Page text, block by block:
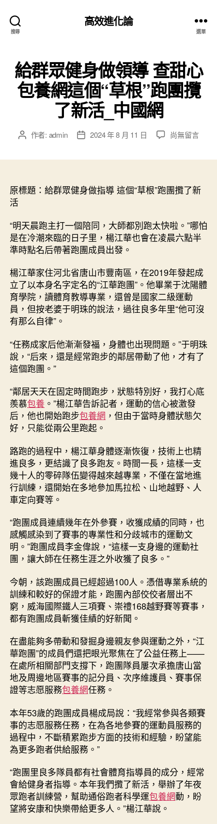
搜尋
高效進化論
選單
給群眾健身做領導 查甜心
包養網這個“草根”跑團攬
了新活_中國網
文 作者: admin
文
期
2024 年 8 月 11 日
在
身
導
查
甜
養
網
這
個
“草
團
攬
活
_
中
國
尚無留言
原標題：給群眾健身做指導 這個“草根”跑團攬了新
活
“明天晨跑主打一個陪同，大師都別跑太快啦。”哪怕
是在冷潮來臨的日子里，楊江華也會在凌晨六點半
準時點名后帶著跑團成員出發。
楊江華家住河北省唐山市豐南區，在2019年發起成
立了以本身名字定名的“江華跑團”。他畢業于沈陽體
育學院，讀體育教導專業，還曾是國家二級運動
員，但按老婆于明珠的說法，過往良多年里“他可沒
有那么自律”。
“任務成家后他漸漸發福，身體也出現問題。”于明珠
說，“后來，還是經常跑步的鄰居帶動了他，才有了
這個跑團。”
“鄰居天天在固定時間跑步，狀態特別好，我打心底
羨慕包養 。”楊江華告訴記者，運動的信心被激發
后，他也開始跑步包養網 ，但由于當時身體狀態欠
好，只能從兩公里跑起。
路跑的過程中，楊江華身體逐漸恢復，技術上也精
進良多，更結識了良多跑友。時間一長，這樣一支
幾十人的零碎隊伍變得越來越專業，不僅在當地進
行訓練，還開始在多地參加馬拉松、山地越野、人
車定向賽等。
“跑團成員連續幾年在外參賽，收獲成績的同時，也
感觸感染到了賽事的專業性和分歧城市的運動文
明。”跑團成員李金偉說，“這樣一支身邊的運動社
團，讓大師在任務生涯之外收獲了良多。”
今朝，該跑團成員已經超過100人。憑借專業系統的
訓練和較好的保證才能，跑團內部佼佼者層出不
窮，威海國際鐵人三項賽、崇禮168越野賽等賽事，
都有跑團成員斬獲佳績的好新聞。
在盡能夠多帶動和發掘身邊親友參與運動之外，“江
華跑團”的成員們還把眼光聚焦在了公益任務上——
在處所相關部門支撐下，跑團隊員屢次承擔唐山當
地及周邊地區賽事的記分員、次序維護員、賽事保
證等志愿服務包養網任務。
本年53歲的跑團成員楊成局說：“我經常參與各類賽
事的志愿服務任務，在為各地參賽的運動員服務的
過程中，不斷積累跑步方面的技術和經驗，盼望能
為更多跑者供給服務。”
“跑團里良多隊員都有社會體育指導員的成分，經常
會給健身者指導。本年我們攬了新活，舉辦了年夜
眾跑者訓練營，幫助通俗跑者科學運包養網動，盼
望將安康和快樂帶給更多人。”楊江華說。